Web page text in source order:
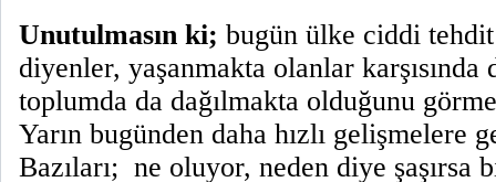
Unutulmasın ki; bugün ülke ciddi
diyenler, yaşanmakta olanlar karşısında
toplumda da dağılmakta olduğunu
Yarın bugünden daha hızlı gelişmelere
Bazıları; ne oluyor, neden diye şaşırsa